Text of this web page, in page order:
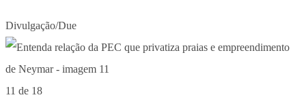
Divulgação/Due
11 de 18